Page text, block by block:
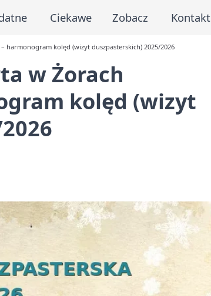
Ciekawe Zobacz Kontakt
harmonogram kolęd (wizyt duszpasterskich) 2025/2026
w Żorach
kolęd (wizyt